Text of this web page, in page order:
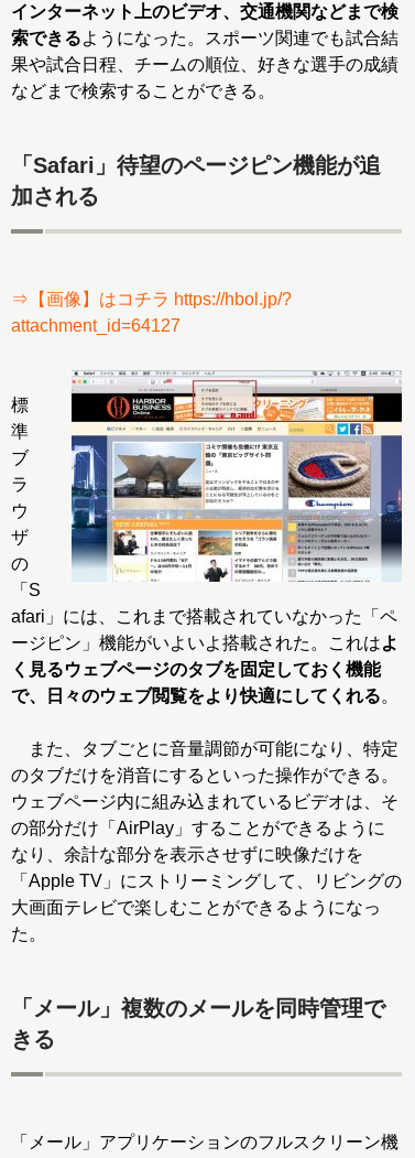
インターネット上のビデオ、交通機関などまで検
索できるようになった。スポーツ関連でも試合結
果や試合日程、チームの順位、好きな選手の成績
などまで検索することができる。
「Safari」待望のページピン機能が追
加される
⇒【画像】はコチラ https://hbol.jp/?
attachment_id=64127
標
準
ブ
ラ
ウ
ザ
の
「S
afari」には、これまで搭載されていなかった「ペ
ージピン」機能がいよいよ搭載された。これはよ
く見るウェブページのタブを固定しておく機能
で、日々のウェブ閲覧をより快適にしてくれる。
また、タブごとに音量調節が可能になり、特定
のタブだけを消音にするといった操作ができる。
ウェブページ内に組み込まれているビデオは、そ
の部分だけ「AirPlay」することができるように
なり、余計な部分を表示させずに映像だけを
「Apple TV」にストリーミングして、リビングの
大画面テレビで楽しむことができるようになっ
た。
「メール」複数のメールを同時管理で
きる
「メール」アプリケーションのフルスクリーン機